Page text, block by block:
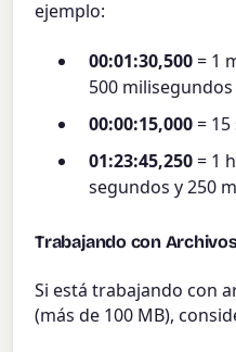
ejemplo:
00:01:30,500= 1
500 milisegundos
00:00:15,000=
01:23:45,250= 1
segundos y 250
Trabajando con
Si está trabajando con
(más de 100 MB),